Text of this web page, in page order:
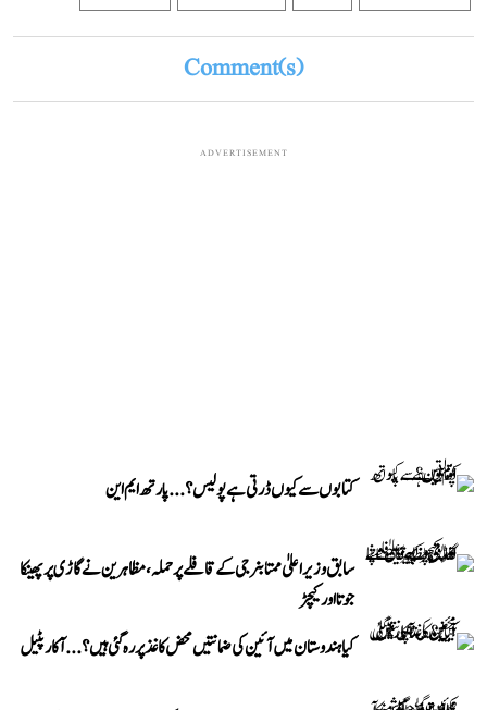
Comment(s)
ADVERTISEMENT
کتابوں سے کیوں ڈرتی ہے پولیس؟...پارتھ ایم این
سابق وزیر اعلیٰ ممتا بنرجی کے قافلے پر حملہ، مظاہرین نے گاڑی پر پھینکا
جوتا اور کیچڑ
کیا ہندوستان میں آئین کی ضمانتیں محض کاغذ پر رہ گئی ہیں؟...آکار پٹیل